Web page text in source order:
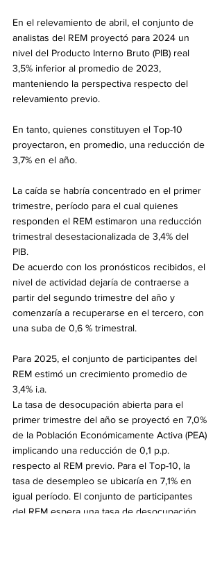
En el relevamiento de abril, el conjunto de
analistas del REM proyectó para 2024 un
nivel del Producto Interno Bruto (PIB) real
3,5% inferior al promedio de 2023,
manteniendo la perspectiva respecto del
relevamiento previo.
En tanto, quienes constituyen el Top-10
proyectaron, en promedio, una reducción de
3,7% en el año.
La caída se habría concentrado en el primer
trimestre, período para el cual quienes
responden el REM estimaron una reducción
trimestral desestacionalizada de 3,4% del
PIB.
De acuerdo con los pronósticos recibidos, el
nivel de actividad dejaría de contraerse a
partir del segundo trimestre del año y
comenzaría a recuperarse en el tercero, con
una suba de 0,6 % trimestral.
Para 2025, el conjunto de participantes del
REM estimó un crecimiento promedio de
3,4% i.a.
La tasa de desocupación abierta para el
primer trimestre del año se proyectó en 7,0%
de la Población Económicamente Activa (PEA)
implicando una reducción de 0,1 p.p.
respecto al REM previo. Para el Top-10, la
tasa de desempleo se ubicaría en 7,1% en
igual período. El conjunto de participantes
del REM espera una tasa de desocupación